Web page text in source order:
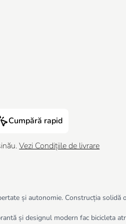
Cumpără rapid
Vezi Condițiile de livrare
și autonomie. Construcția
și designul modern fac bicicleta